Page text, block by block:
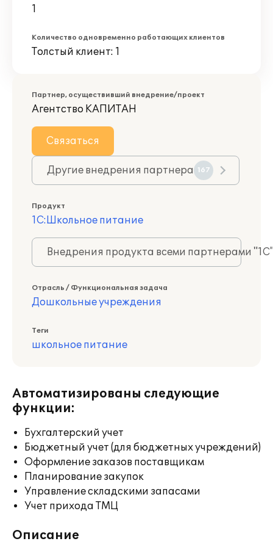
1
Количество одновременно работающих клиентов
Толстый клиент: 1
Партнер, осуществивший внедрение/проект
Агентство КАПИТАН
Связаться
Другие внедрения партнера 167
Продукт
1С:Школьное питание
Внедрения продукта всеми партнерами
Отрасль / Функциональная задача
Дошкольные учреждения
Теги
школьное питание
Автоматизированы следующие
функции:
Бухгалтерский учет
Бюджетный учет (для бюджетных учреждений)
Оформление заказов поставщикам
Планирование закупок
Управление складскими запасами
Учет прихода ТМЦ
Описание